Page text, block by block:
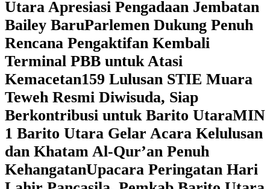
Utara Apresiasi Pengadaan Jembatan
Bailey BaruParlemen Dukung Penuh
Rencana Pengaktifan Kembali
Terminal PBB untuk Atasi
Kemacetan159 Lulusan STIE Muara
Teweh Resmi Diwisuda, Siap
Berkontribusi untuk Barito UtaraMIN
1 Barito Utara Gelar Acara Kelulusan
dan Khatam Al-Qur’an Penuh
KehangatanUpacara Peringatan Hari